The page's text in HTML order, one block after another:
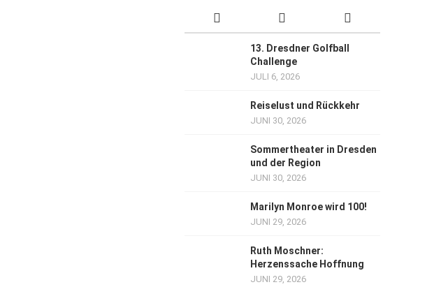
13. Dresdner Golfball
Challenge
JULI 6, 2026
Reiselust und Rückkehr
JUNI 30, 2026
Sommertheater in Dresden
und der Region
JUNI 30, 2026
Marilyn Monroe wird 100!
JUNI 29, 2026
Ruth Moschner:
Herzenssache Hoffnung
JUNI 29, 2026